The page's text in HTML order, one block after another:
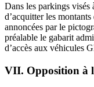
Dans les parkings visés
d’acquitter les
annoncées par le
préalable le gabarit
d’accès aux véhicules
VII. Opposition à